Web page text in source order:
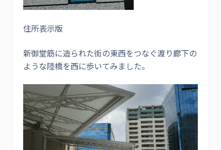
住所表示版
新御堂筋に造られた街の東西をつなぐ渡り廊下の
ような陸橋を西に歩いてみました。